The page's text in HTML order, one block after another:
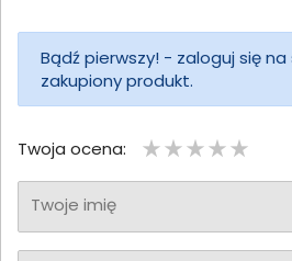
Bądź pierwszy! - zaloguj się
zakupiony produkt.
Twoja ocena:
Twoje imię